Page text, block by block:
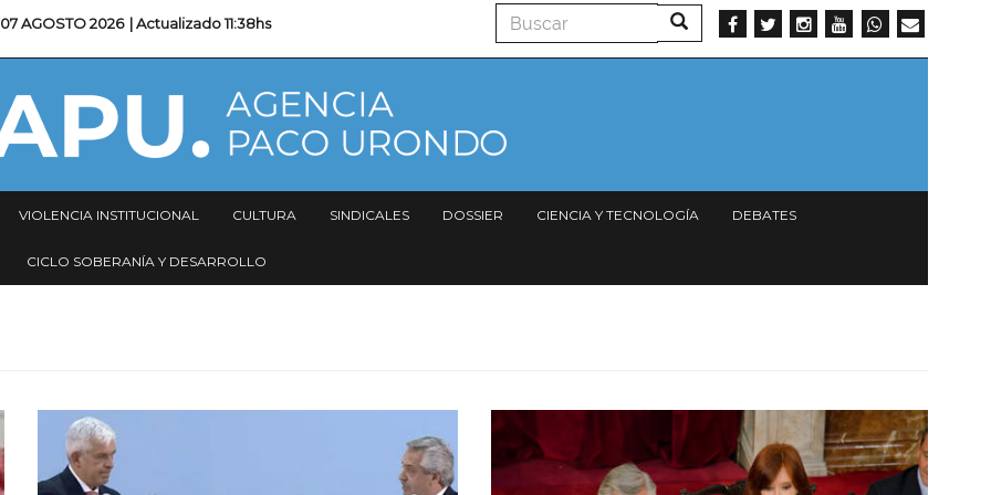
07 AGOSTO 2026 | Actualizado11:38hs Buscar Buscar
VIOLENCIA INSTITUCIONAL CULTURA SINDICALES DOSSIER CIENCIA Y TECNOLOGÍA DEBATES
CICLO SOBERANÍA Y DESARROLLO
Imagen Imagen